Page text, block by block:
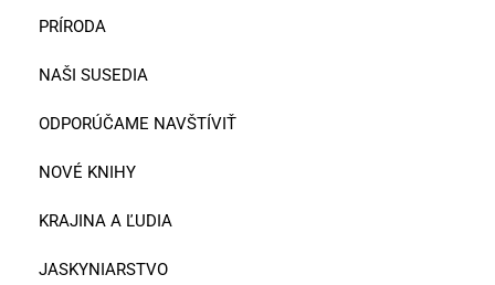
PRÍRODA
NAŠI SUSEDIA
ODPORÚČAME NAVŠTÍVIŤ
NOVÉ KNIHY
KRAJINA A ĽUDIA
JASKYNIARSTVO